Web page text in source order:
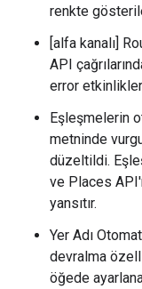
renkte
[alfa kanalı]
API
error
Eşleşmelerin
metninde
düzeltildi.
ve Places
yansıtır.
Yer Adı
devralma
öğede